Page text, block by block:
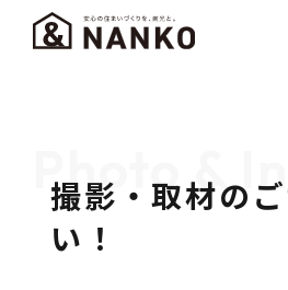
Photo &
撮影・取材の
い！